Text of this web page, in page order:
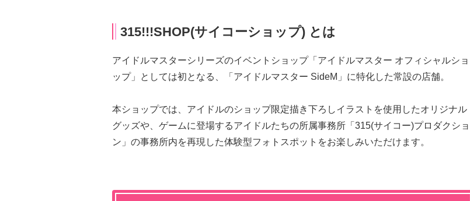
315!!!SHOP(サイコーショップ) とは
アイドルマスターシリーズのイベントショップ「アイドルマスター オフィシャルショ
ップ」としては初となる、「アイドルマスター SideM」に特化した常設の店舗。
本ショップでは、アイドルのショップ限定描き下ろしイラストを使用したオリジナル
グッズや、ゲームに登場するアイドルたちの所属事務所「315(サイコー)プロダクショ
ン」の事務所内を再現した体験型フォトスポットをお楽しみいただけます。